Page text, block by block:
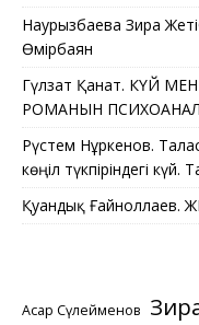
Наурызбаева Зира
Өмірбаян
Гүлзат Қанат. КҮЙ
РОМАНЫН
Рүстем Нұркенов.
көңіл түкпіріндегі
Қуандық Ғайноллаев.
Асқар Сүлейменов